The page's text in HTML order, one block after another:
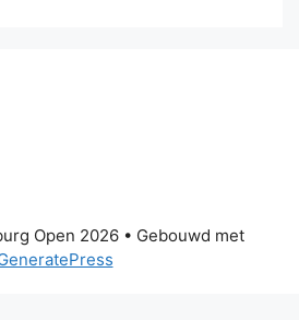
Open 2026• Gebouwd met